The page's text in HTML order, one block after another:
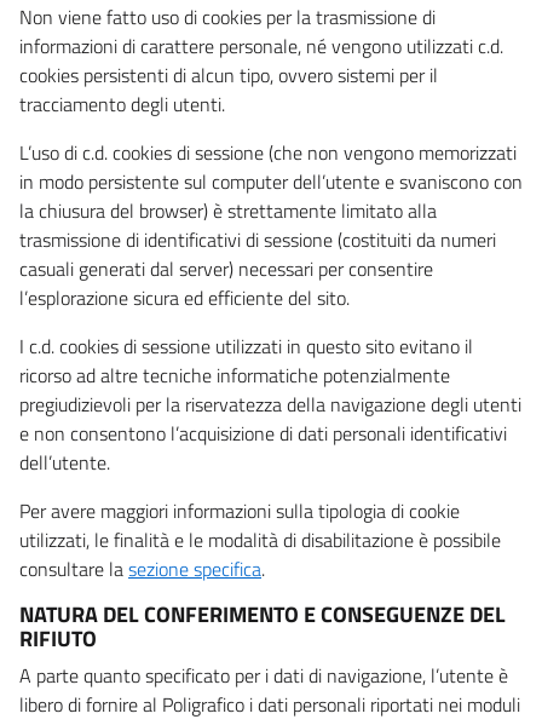
Non viene fatto uso di cookies per la trasmissione di
informazioni di carattere personale, né vengono utilizzati c.d.
cookies persistenti di alcun tipo, ovvero sistemi per il
tracciamento degli utenti.
L’uso di c.d. cookies di sessione (che non vengono memorizzati
in modo persistente sul computer dell’utente e svaniscono con
la chiusura del browser) è strettamente limitato alla
trasmissione di identificativi di sessione (costituiti da numeri
casuali generati dal server) necessari per consentire
l’esplorazione sicura ed efficiente del sito.
I c.d. cookies di sessione utilizzati in questo sito evitano il
ricorso ad altre tecniche informatiche potenzialmente
pregiudizievoli per la riservatezza della navigazione degli utenti
e non consentono l’acquisizione di dati personali identificativi
dell’utente.
Per avere maggiori informazioni sulla tipologia di cookie
utilizzati, le finalità e le modalità di disabilitazione è possibile
consultare lasezione specifica.
NATURA DEL CONFERIMENTO E CONSEGUENZE DEL
RIFIUTO
A parte quanto specificato per i dati di navigazione, l’utente è
libero di fornire al Poligrafico i dati personali riportati nei moduli